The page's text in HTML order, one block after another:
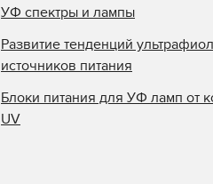
УФ спектры и лампы
Развитие тенденций
источников питания
Блоки питания для УФ ламп от
UV